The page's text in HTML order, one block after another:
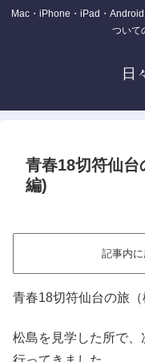
Mac・iPhone・iPad・
ついて
日
青春18切符仙
編)
記事内に
青春18切符仙台の旅（
松島を見学した所で